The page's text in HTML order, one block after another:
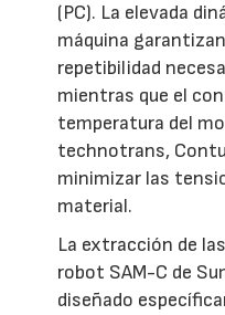
(PC). La elevada
máquina
repetibilidad
mientras que el
temperatura del
technotrans,
minimizar las
material.
La extracción de
robot SAM-C de
diseñado